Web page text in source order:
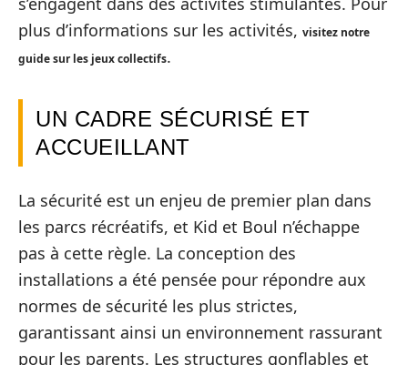
plus d’informations sur les activités, visitez notre
guide sur les jeux collectifs.
UN CADRE SÉCURISÉ ET
ACCUEILLANT
La sécurité est un enjeu de premier plan dans
les parcs récréatifs, et Kid et Boul n’échappe
pas à cette règle. La conception des
installations a été pensée pour répondre aux
normes de sécurité les plus strictes,
garantissant ainsi un environnement rassurant
pour les parents. Les structures gonflables et